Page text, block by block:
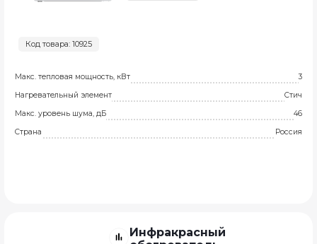
Код товара: 10925
Макс. тепловая мощность, кВт
3
Нагревательный элемент
Стич
Макс. уровень шума, дБ
46
Страна
Россия
Инфракрасный